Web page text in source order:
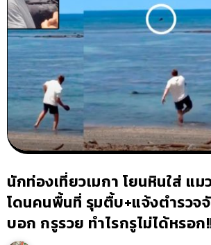
นักท่องเที่ยวเมกา โยนหินใส่ แ
โดนคนพื้นที่ รุมตื้บ+แจ้งตำรวจ
บอก กรูรวย ทำไรกรูไม่ได้หรอก